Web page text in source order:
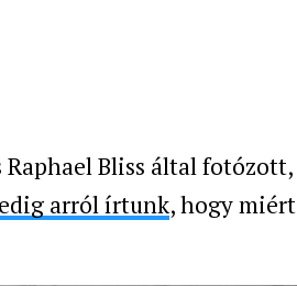
Raphael Bliss által fotózott,
arról írtunk, hogy miért